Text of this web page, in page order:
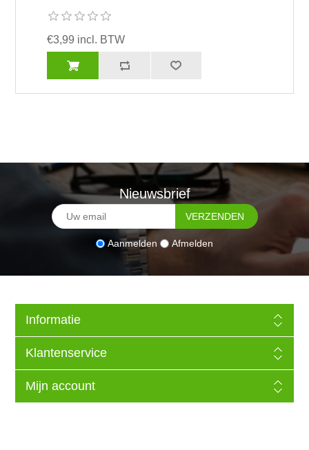
€3,99 incl. BTW
Nieuwsbrief
Aanmelden Afmelden
Informatie
Klantenservice
Mijn account